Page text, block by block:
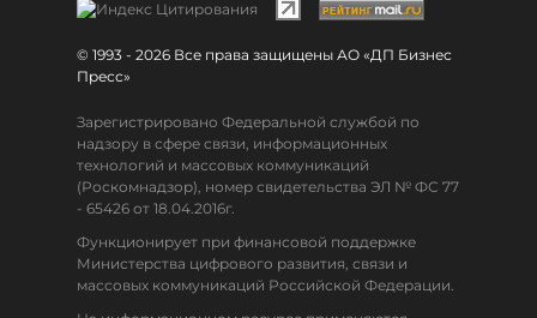
© 1993 - 2026 Все права защищены АО «ДП Бизнес
Пресс»
Зарегистрировано Федеральной службой по
надзору в сфере связи, информационных
технологий и массовых коммуникаций
(Роскомнадзор), номер свидетельства ЭЛ № ФС 77
- 65426 от 18.04.2016г.
Функционирует при финансовой поддержке
Министерства цифрового развития, связи и
массовых коммуникаций Российской Федерации.